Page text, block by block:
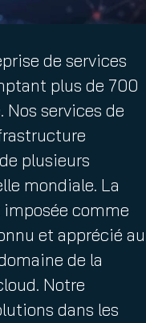
de services
plus de 700
Nos services de
plusieurs
mondiale. La
comme
et apprécié au
de la
Notre
dans les